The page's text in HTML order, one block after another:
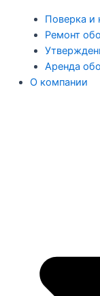
Поверка и
Ремонт
Аренда
О компании